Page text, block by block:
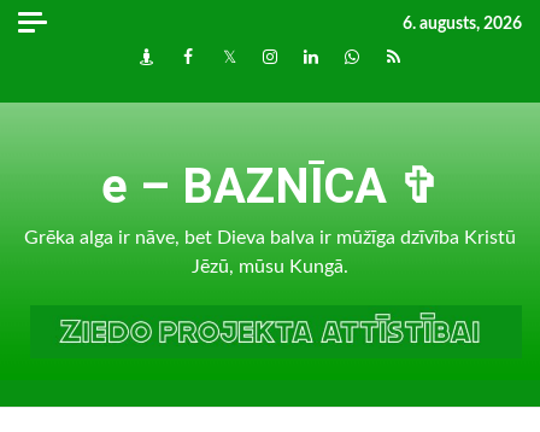
Skip
6. augusts, 2026
DraugiemFacebook
TwitterInstagram
LinkedInwhatsapp
RSS
e – BAZNĪCA ✞
Grēka alga ir nāve, bet Dieva balva ir mūžīga dzīvība Kristū
Jēzū, mūsu Kungā.